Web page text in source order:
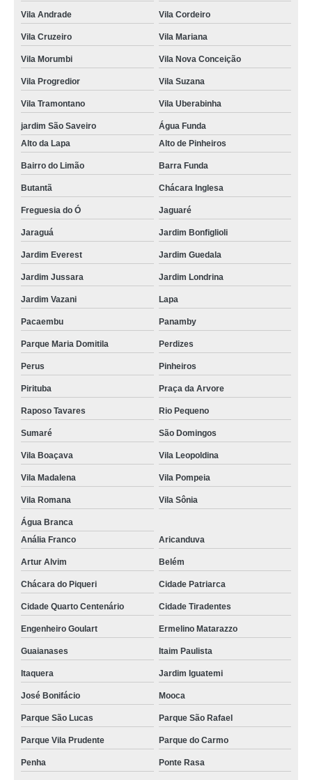
Vila Andrade Vila Cordeiro
Vila Cruzeiro Vila Mariana
Vila Morumbi Vila Nova Conceição
Vila Progredior Vila Suzana
Vila Tramontano Vila Uberabinha
jardim São Saveiro
Água Funda
Alto da Lapa
Alto de Pinheiros
Bairro do Limão Barra Funda
Butantã Chácara Inglesa
Freguesia do Ó Jaguaré
Jaraguá Jardim Bonfiglioli
Jardim Everest Jardim Guedala
Jardim Jussara Jardim Londrina
Jardim Vazani Lapa
Pacaembu Panamby
Parque Maria Domitila Perdizes
Perus Pinheiros
Pirituba Praça da Arvore
Raposo Tavares Rio Pequeno
Sumaré São Domingos
Vila Boaçava Vila Leopoldina
Vila Madalena Vila Pompeia
Vila Romana Vila Sônia
Água Branca
Anália Franco
Aricanduva
Artur Alvim Belém
Chácara do Piqueri Cidade Patriarca
Cidade Quarto Centenário Cidade Tiradentes
Engenheiro Goulart Ermelino Matarazzo
Guaianases Itaim Paulista
Itaquera Jardim Iguatemi
José Bonifácio Mooca
Parque São Lucas Parque São Rafael
Parque Vila Prudente Parque do Carmo
Penha Ponte Rasa